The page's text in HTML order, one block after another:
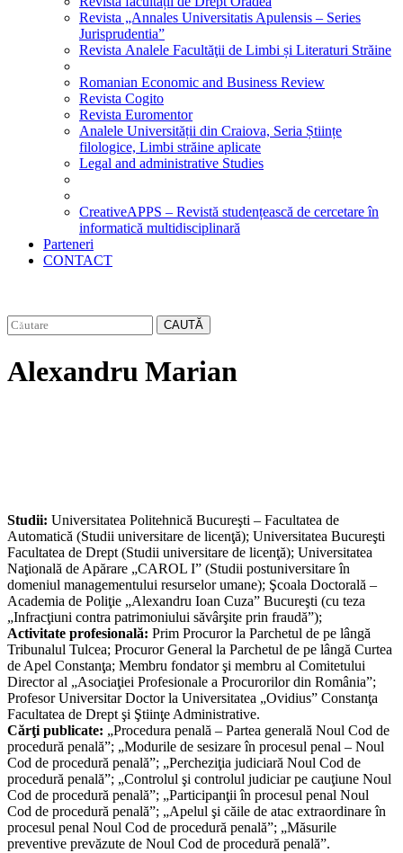
Revista „Annales Universitatis Apulensis – Series
Jurisprudentia”
Revista Analele Facultăţii de Limbi și Literaturi Străine
Romanian Economic and Business Review
Revista Cogito
Revista Euromentor
Analele Universității din Craiova, Seria Științe
filologice, Limbi străine aplicate
Legal and administrative Studies
CreativeAPPS – Revistă studențească de cercetare în
informatică multidisciplinară
Parteneri
CONTACT
CAUTĂ
Alexandru Marian
Studii: Universitatea Politehnică Bucureşti – Facultatea de
Automatică (Studii universitare de licenţă); Universitatea Bucureşti
Facultatea de Drept (Studii universitare de licenţă); Universitatea
Naţională de Apărare „CAROL I” (Studii postuniversitare în
domeniul managementului resurselor umane); Şcoala Doctorală –
Academia de Poliţie „Alexandru Ioan Cuza” Bucureşti (cu teza
„Infracţiuni contra patrimoniului săvârşite prin fraudă”);
Activitate profesională: Prim Procuror la Parchetul de pe lângă
Tribunalul Tulcea; Procuror General la Parchetul de pe lângă Curtea
de Apel Constanţa; Membru fondator şi membru al Comitetului
Director al „Asociaţiei Profesionale a Procurorilor din România”;
Profesor Universitar Doctor la Universitatea „Ovidius” Constanţa
Facultatea de Drept şi Ştiinţe Administrative.
Cărţi publicate: „Procedura penală – Partea generală Noul Cod de
procedură penală”; „Modurile de sesizare în procesul penal – Noul
Cod de procedură penală”; „Percheziţia judiciară Noul Cod de
procedură penală”; „Controlul şi controlul judiciar pe cauţiune Noul
Cod de procedură penală”; „Participanţii în procesul penal Noul
Cod de procedură penală”; „Apelul şi căile de atac extraordinare în
procesul penal Noul Cod de procedură penală”; „Măsurile
preventive prevăzute de Noul Cod de procedură penală”.